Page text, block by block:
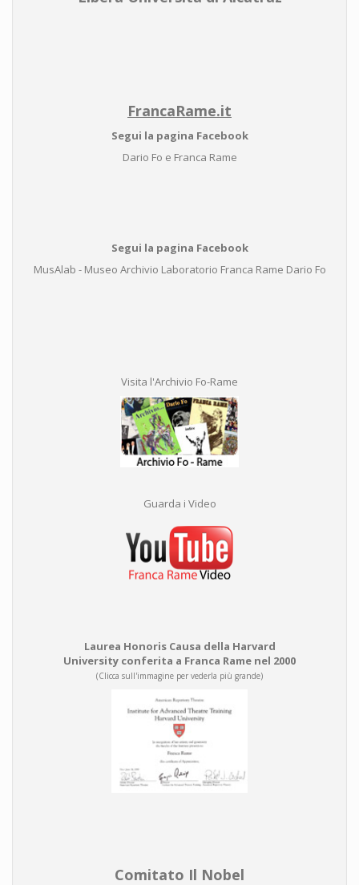
FrancaRame.it
Segui la pagina Facebook
Dario Fo e Franca Rame
Segui la pagina Facebook
MusAlab - Museo Archivio Laboratorio Franca Rame Dario Fo
Visita l'Archivio Fo-Rame
Guarda i Video
Laurea Honoris Causa della Harvard
University conferita a Franca Rame nel 2000
(Clicca sull'immagine per vederla più grande)
Comitato Il Nobel